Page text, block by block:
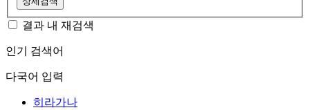
결과 내 재검색
인기 검색어
다국어 입력
히라가나